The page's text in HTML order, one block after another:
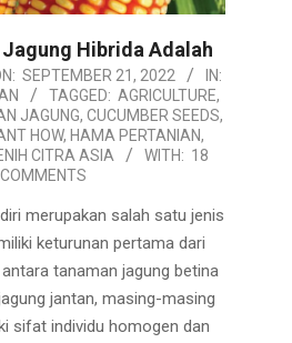
Hibrida Adalah
SEPTEMBER 21, 2022
IN:
TAGGED: AGRICULTURE,
JAGUNG, CUCUMBER SEEDS,
HOW, HAMA PERTANIAN,
CITRA ASIA WITH: 18
COMMENTS
merupakan salah satu jenis
keturunan pertama dari
tanaman jagung betina
jantan, masing-masing
sifat individu homogen dan